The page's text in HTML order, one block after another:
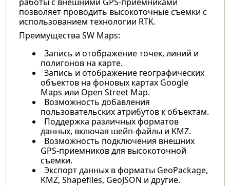
позволяет проводить высокоточные съемки с
использованием технологии RTK.
Преимущества SW Maps:
Запись и отображение точек, линий и
полигонов на карте.
Запись и отображение географических
объектов на фоновых картах Google
Maps или Open Street Map.
Возможность добавления
пользовательских атрибутов к объектам.
Поддержка различных форматов
данных, включая шейп-файлы и KMZ.
Возможность подключения внешних
GPS-приемников для высокоточной
съемки.
Экспорт данных в форматы GeoPackage,
KMZ, Shapefiles, GeoJSON и другие.